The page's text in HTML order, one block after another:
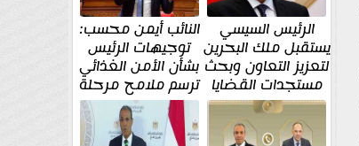
الرئيس السيسي
يستقبل ملك البحرين
لتعزيز التعاون وبحث
مستجدات القضايا
الإقليمية والدولية
النائب أيمن محسب:
توجيهات الرئيس
بشأن الأمن الغذائي
ترسم ملامح مرحلة
جديدة